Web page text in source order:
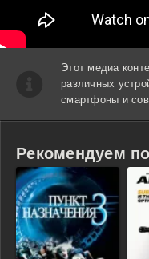
Этот медиа
различных
смартфоны и
Рекомендуем